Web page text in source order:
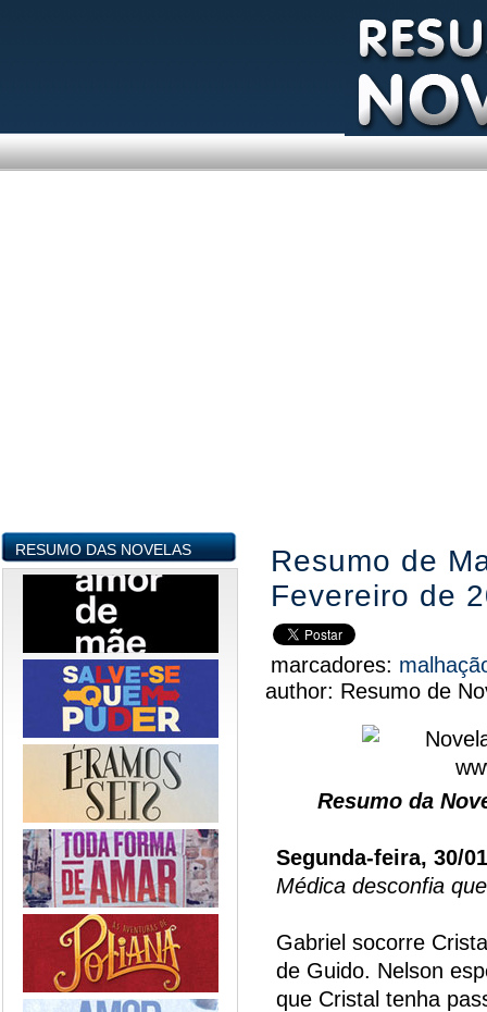
RESUMO DAS NOVELAS
Resumo de
Fevereiro de
marcadores:
author: Resumo de
Resumo da
Segunda-feira, 30/
Médica desconfia
Gabriel socorre
de Guido. Nelson
que Cristal tenha